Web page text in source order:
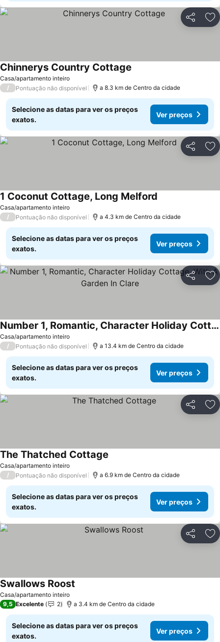
Partilhar
Casa/apartamento inteiro
Chinnerys Country Cottage
/ Pontuação não disponível a 8.3 km de Centro da cidade
Selecione as datas para ver os preços
exatos.
Ver preços
Partilhar
Casa/apartamento inteiro
1 Coconut Cottage, Long Melford
/ Pontuação não disponível a 4.3 km de Centro da cidade
Selecione as datas para ver os preços
exatos.
Ver preços
Partilhar
Casa/apartamento inteiro
Number 1, Romantic, Character Holiday Cottage, With A Garden In Clare
Ver preços
/ Pontuação não disponível a 13.4 km de Centro da cidade
Selecione as datas para ver os preços
exatos.
Ver preços
Partilhar
Casa/apartamento inteiro
The Thatched Cottage
/ Pontuação não disponível a 6.9 km de Centro da cidade
Selecione as datas para ver os preços
exatos.
Ver preços
Partilhar
Casa/apartamento inteiro
Swallows Roost
9,5 Excelente 2 a 3.4 km de Centro da cidade
Selecione as datas para ver os preços
exatos.
Ver preços